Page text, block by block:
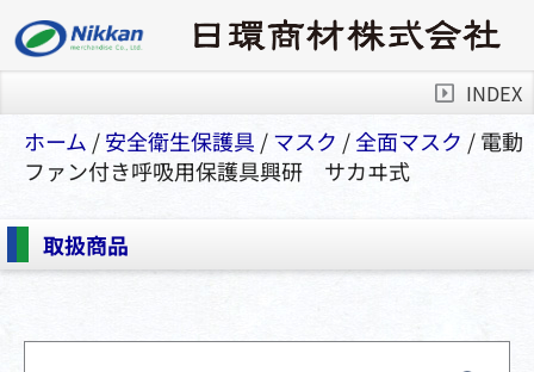
INDEX
ホーム /安全衛⽣保護具 /マスク /全⾯マスク / 電動
ファン付き呼吸用保護具興研 サカヰ式
取扱商品